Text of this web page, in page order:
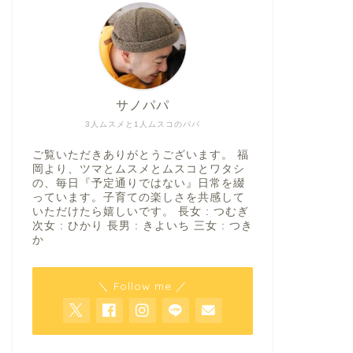
3人ムスメと1人ムスコのパパ
サノパパ
ご覧いただきありがとうございます。 福
岡より、ツマとムスメとムスコとワタシ
の、毎日『予定通りではない』日常を綴
っています。子育ての楽しさを共感して
いただけたら嬉しいです。 長女 : つむぎ
次女 : ひかり 長男 : きよいち 三女 : つき
か
＼ Follow me ／